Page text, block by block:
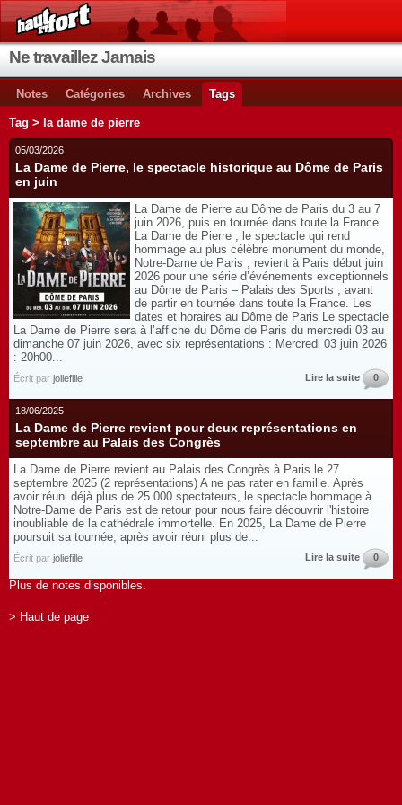
Ne travaillez Jamais
Notes Catégories Archives Tags
Tag > la dame de pierre
05/03/2026
La Dame de Pierre, le spectacle historique au Dôme de Paris
en juin
La Dame de Pierre au Dôme de Paris du 3 au 7
juin 2026, puis en tournée dans toute la France
La Dame de Pierre , le spectacle qui rend
hommage au plus célèbre monument du monde,
Notre-Dame de Paris , revient à Paris début juin
2026 pour une série d’événements exceptionnels
au Dôme de Paris – Palais des Sports , avant
de partir en tournée dans toute la France. Les
dates et horaires au Dôme de Paris Le spectacle
La Dame de Pierre sera à l’affiche du Dôme de Paris du mercredi 03 au
dimanche 07 juin 2026, avec six représentations : Mercredi 03 juin 2026
: 20h00...
Écrit par joliefille Lire la suite 0
18/06/2025
La Dame de Pierre revient pour deux représentations en
septembre au Palais des Congrès
La Dame de Pierre revient au Palais des Congrès à Paris le 27
septembre 2025 (2 représentations) A ne pas rater en famille. Après
avoir réuni déjà plus de 25 000 spectateurs, le spectacle hommage à
Notre-Dame de Paris est de retour pour nous faire découvrir l'histoire
inoubliable de la cathédrale immortelle. En 2025, La Dame de Pierre
poursuit sa tournée, après avoir réuni plus de...
Écrit par joliefille Lire la suite 0
Plus de notes disponibles.
> Haut de page